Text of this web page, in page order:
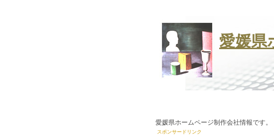
愛媛県
愛媛県ホームページ制作会社情報です。
スポンサードリンク